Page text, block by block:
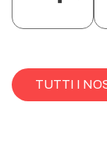
TUTTI I